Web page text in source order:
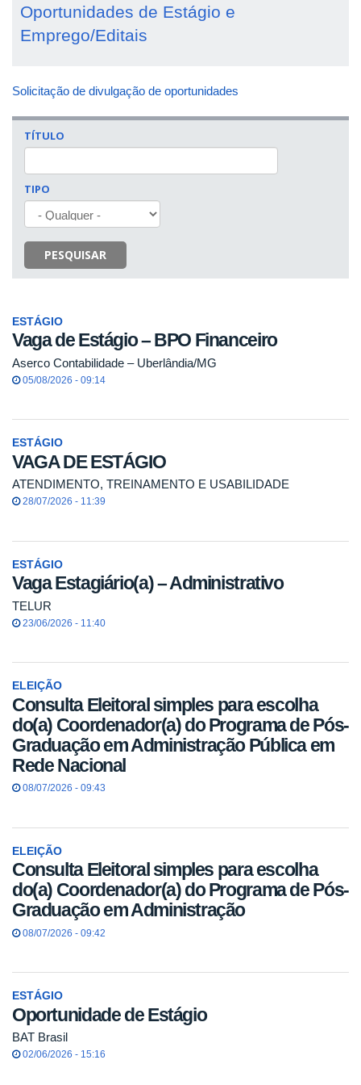
Oportunidades de Estágio e
Emprego/Editais
Solicitação de divulgação de oportunidades
TÍTULO
TIPO
PESQUISAR
ESTÁGIO
Vaga de Estágio – BPO Financeiro
Aserco Contabilidade – Uberlândia/MG
05/08/2026 - 09:14
ESTÁGIO
VAGA DE ESTÁGIO
ATENDIMENTO, TREINAMENTO E USABILIDADE
28/07/2026 - 11:39
ESTÁGIO
Vaga Estagiário(a) – Administrativo
TELUR
23/06/2026 - 11:40
ELEIÇÃO
Consulta Eleitoral simples para escolha
do(a) Coordenador(a) do Programa de Pós-
Graduação em Administração Pública em
Rede Nacional
08/07/2026 - 09:43
ELEIÇÃO
Consulta Eleitoral simples para escolha
do(a) Coordenador(a) do Programa de Pós-
Graduação em Administração
08/07/2026 - 09:42
ESTÁGIO
Oportunidade de Estágio
BAT Brasil
02/06/2026 - 15:16